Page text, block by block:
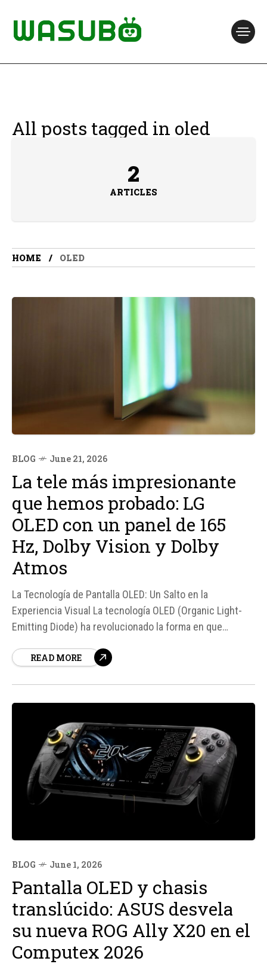
All posts tagged in oled
2
ARTICLES
HOME OLED
BLOG June 21, 2026
La tele más impresionante
que hemos probado: LG
OLED con un panel de 165
Hz, Dolby Vision y Dolby
Atmos
La Tecnología de Pantalla OLED: Un Salto en la
Experiencia Visual La tecnología OLED (Organic Light-
Emitting Diode) ha revolucionado la forma en que
dispositivos como televisores y pantallas. Según
forma...
READ MORE
BLOG June 1, 2026
Pantalla OLED y chasis
translúcido: ASUS desvela
su nueva ROG Ally X20 en el
Computex 2026